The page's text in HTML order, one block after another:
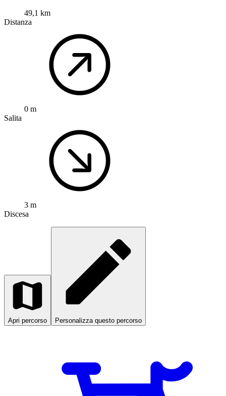
49,1 km
Distanza
0 m
Salita
3 m
Discesa
Apri percorso Personalizza questo percorso